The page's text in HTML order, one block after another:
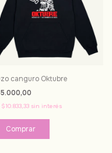
canguro Oktubre
$10.833,33 sin interés
Comprar